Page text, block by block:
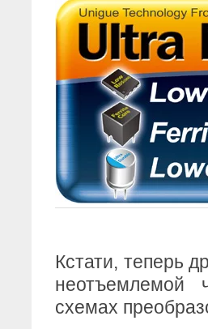
Кстати, теперь
неотъемлемой
схемах